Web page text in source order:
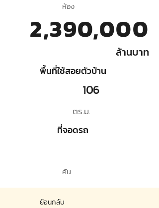
ห้อง
2,390,000
ล้านบาท
พื้นที่ใช้สอยตัวบ้าน
106
ตร.ม.
ที่จอดรถ
คัน
ย้อนกลับ